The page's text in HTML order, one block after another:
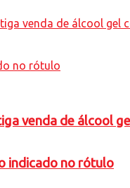
venda de álcool
indicado no rótulo